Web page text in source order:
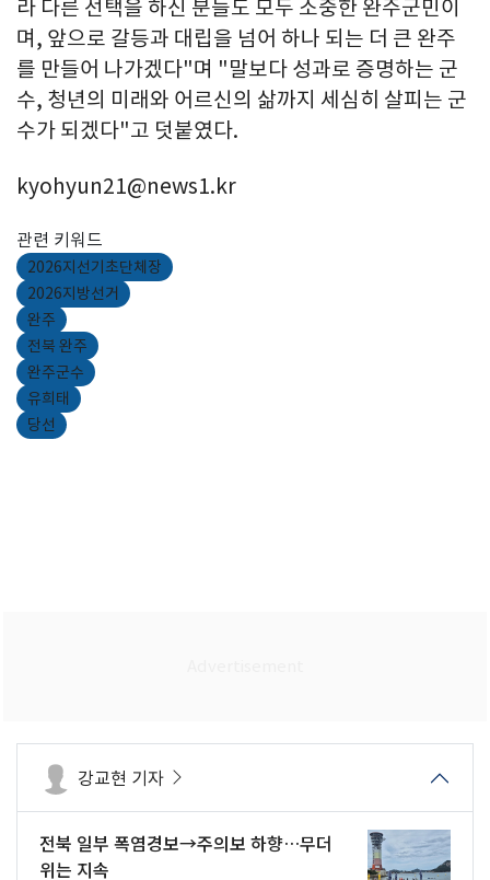
라 다른 선택을 하신 분들도 모두 소중한 완주군민이
며, 앞으로 갈등과 대립을 넘어 하나 되는 더 큰 완주
를 만들어 나가겠다"며 "말보다 성과로 증명하는 군
수, 청년의 미래와 어르신의 삶까지 세심히 살피는 군
수가 되겠다"고 덧붙였다.
kyohyun21@news1.kr
관련 키워드
2026지선기초단체장
2026지방선거
완주
전북 완주
완주군수
유희태
당선
강교현 기자
전북 일부 폭염경보→주의보 하향…무더
위는 지속